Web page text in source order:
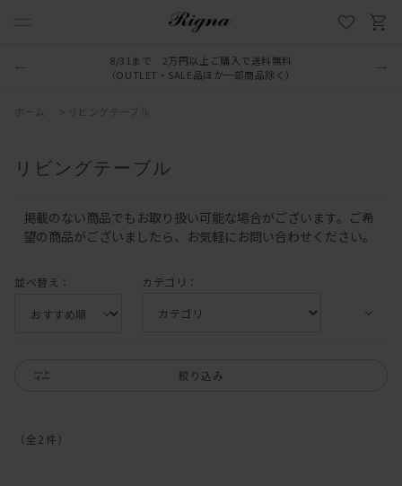
8/31まで 2万円以上ご購入で送料無料
（OUTLET・SALE品ほか一部商品除く）
ホーム リビングテーブル
リビングテーブル
掲載のない商品でもお取り扱い可能な場合がございます。ご希
望の商品がございましたら、お気軽にお問い合わせください。
並べ替え： カテゴリ：
絞り込み
（全2 件）